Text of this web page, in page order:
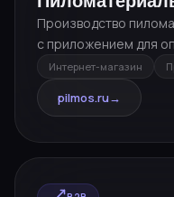
Производство
с приложением для
Интернет-магазин
pilmos.ru→